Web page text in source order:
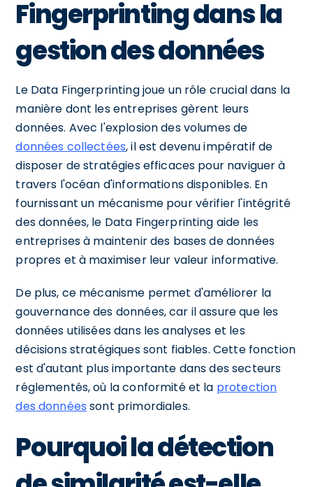
Fingerprinting dans la
gestion des données
Le Data Fingerprinting joue un rôle crucial dans la
manière dont les entreprises gèrent leurs
données. Avec l'explosion des volumes de
données collectées, il est devenu impératif de
disposer de stratégies efficaces pour naviguer à
travers l'océan d'informations disponibles. En
fournissant un mécanisme pour vérifier l'intégrité
des données, le Data Fingerprinting aide les
entreprises à maintenir des bases de données
propres et à maximiser leur valeur informative.
De plus, ce mécanisme permet d'améliorer la
gouvernance des données, car il assure que les
données utilisées dans les analyses et les
décisions stratégiques sont fiables. Cette fonction
est d'autant plus importante dans des secteurs
réglementés, où la conformité et la protection
des données sont primordiales.
Pourquoi la détection